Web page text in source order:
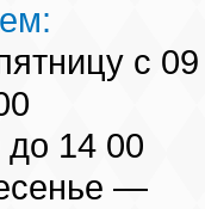
с 09
14 00
—